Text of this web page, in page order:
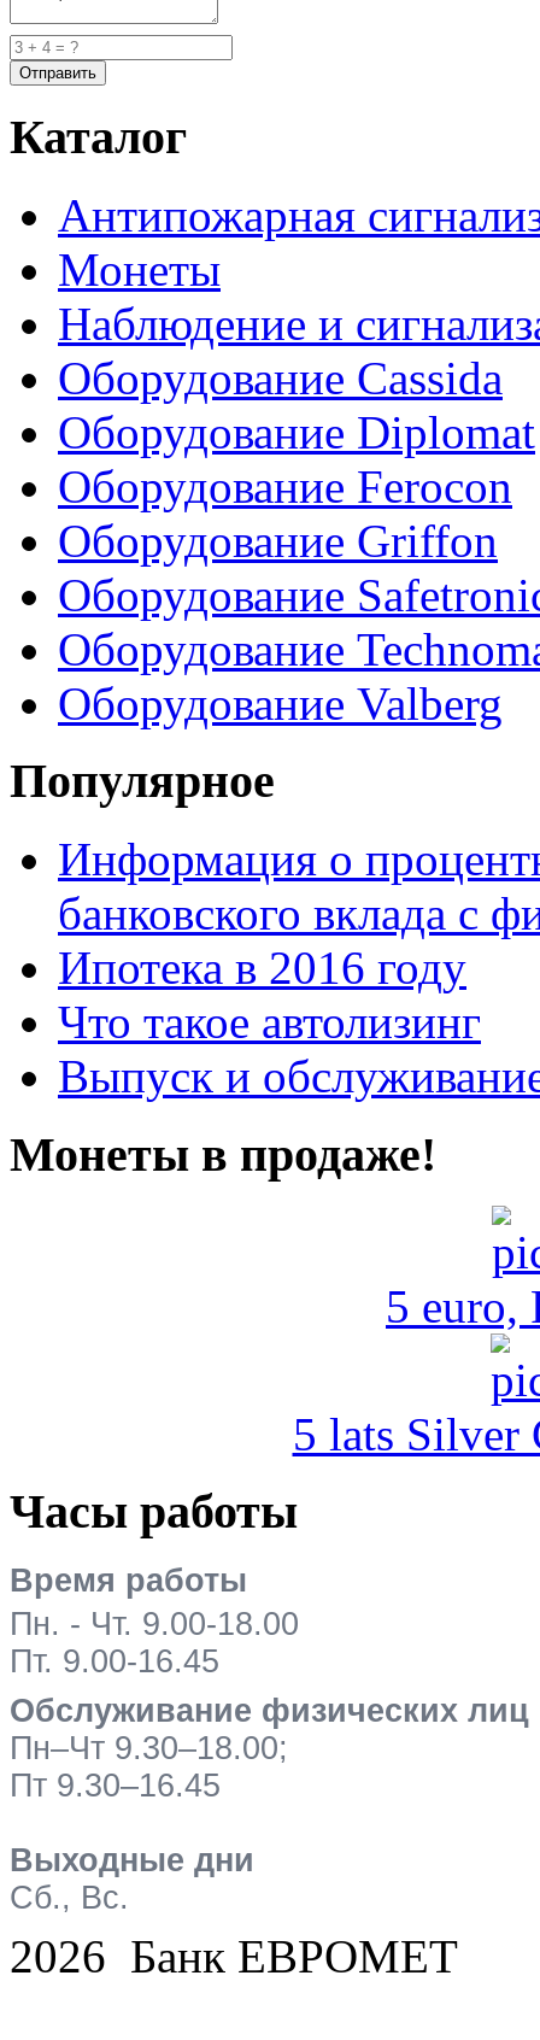
Каталог
Антипожарная
Монеты
Наблюдение и
Оборудование Cassida
Оборудование Diplomat
Оборудование Ferocon
Оборудование Griffon
Оборудование
Оборудование
Оборудование Valberg
Популярное
Информация о
банковского вклада с
Ипотека в 2016 году
Что такое автолизинг
Выпуск и
Монеты в продаже!
5 euro,
5 lats Silver
Часы работы
Время работы
Пн. - Чт. 9.00-18.00
Пт. 9.00-16.45
Обслуживание физических лиц
Пн–Чт 9.30–18.00;
Пт 9.30–16.45
Выходные дни
Сб., Вс.
2026 Банк ЕВРОМЕТ